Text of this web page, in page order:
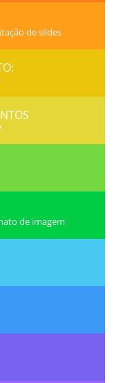
de slides
de imagem